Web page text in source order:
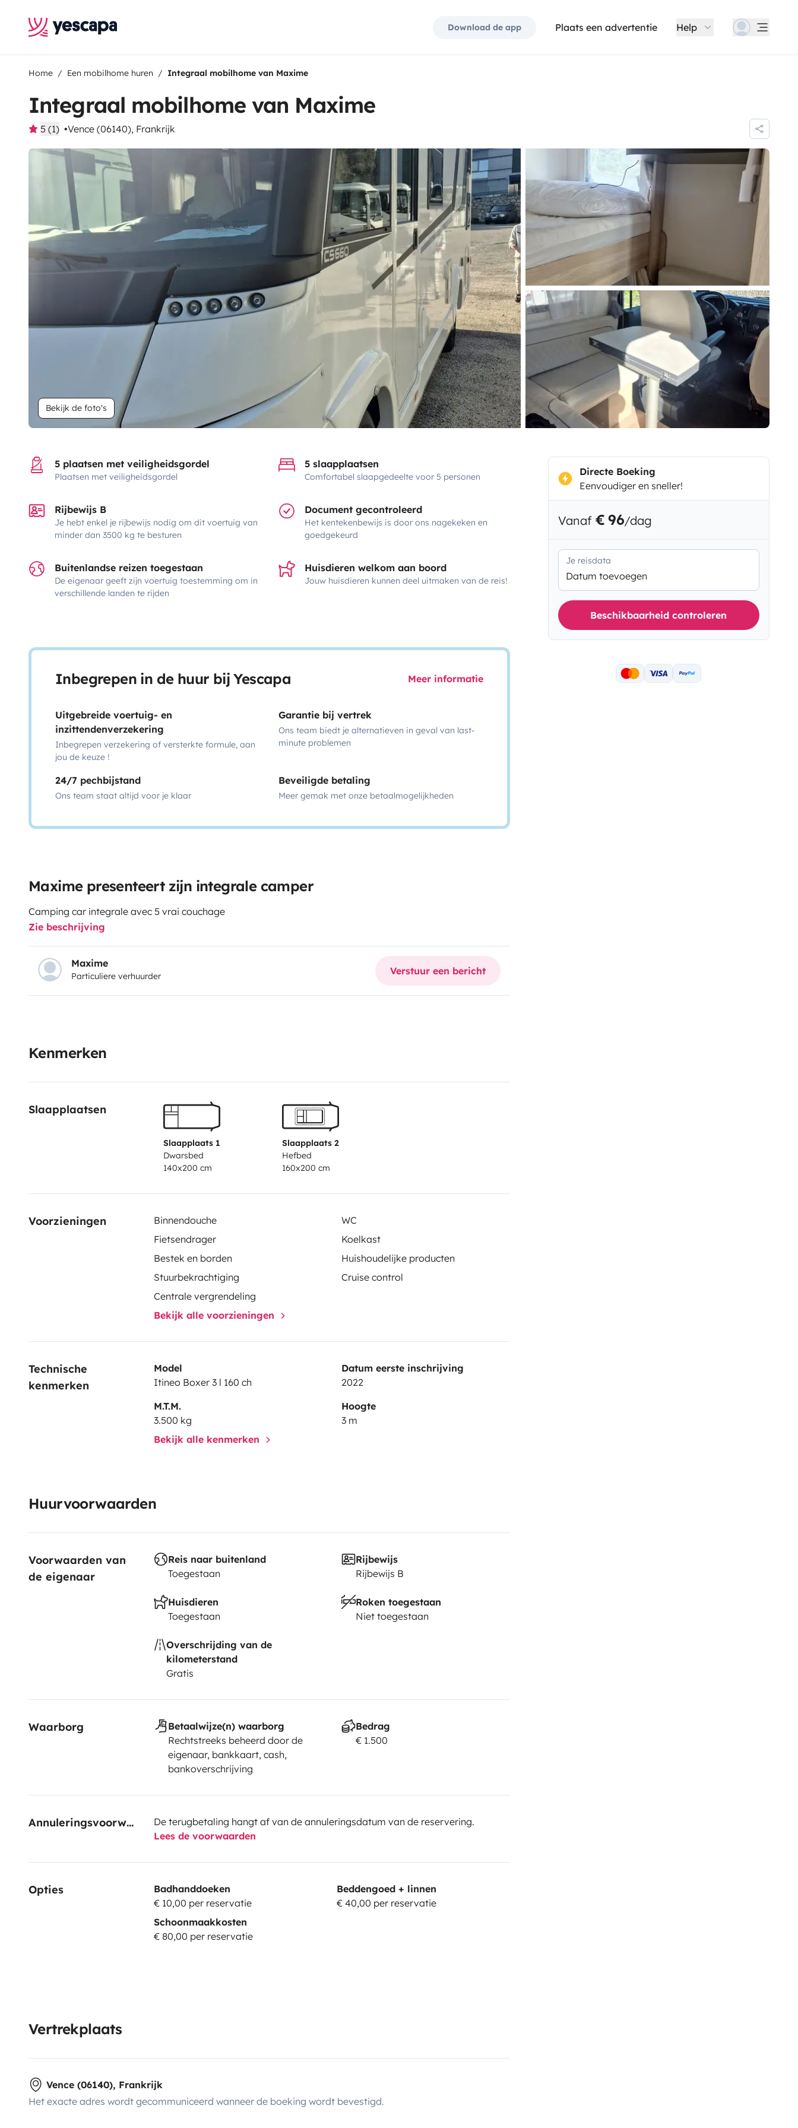
Download de app Plaats een advertentie Help
Home Een mobilhome huren Integraal mobilhome van Maxime
Integraal mobilhome van Maxime
5 (1) Vence (06140), Frankrijk
Bekijk de foto's
5 plaatsen met veiligheidsgordel
Plaatsen met veiligheidsgordel
5 slaapplaatsen
Comfortabel slaapgedeelte voor 5 personen
Rijbewijs B
Je hebt enkel je rijbewijs nodig om dit voertuig van
minder dan 3500 kg te besturen
Document gecontroleerd
Het kentekenbewijs is door ons nagekeken en
goedgekeurd
Buitenlandse reizen toegestaan
De eigenaar geeft zijn voertuig toestemming om in
verschillende landen te rijden
Huisdieren welkom aan boord
Jouw huisdieren kunnen deel uitmaken van de reis!
Inbegrepen in de huur bij Yescapa Meer informatie
Uitgebreide voertuig- en
inzittendenverzekering
Inbegrepen verzekering of versterkte formule, aan
jou de keuze !
Garantie bij vertrek
Ons team biedt je alternatieven in geval van last-
minute problemen
24/7 pechbijstand
Ons team staat altijd voor je klaar
Beveiligde betaling
Meer gemak met onze betaalmogelijkheden
Maxime presenteert zijn integrale camper
Camping car integrale avec 5 vrai couchage
Zie beschrijving
Maxime
Particuliere verhuurder Verstuur een bericht
Kenmerken
Slaapplaatsen
Slaapplaats 1
Dwarsbed
140x200 cm
Slaapplaats 2
Hefbed
160x200 cm
Voorzieningen Binnendouche
WC
Fietsendrager
Koelkast
Bestek en borden
Huishoudelijke producten
Stuurbekrachtiging
Cruise control
Centrale vergrendeling
Bekijk alle voorzieningen
Technische
kenmerken
Model
Itineo Boxer 3 l 160 ch
Datum eerste inschrijving
2022
M.T.M.
3.500 kg
Hoogte
3 m
Bekijk alle kenmerken
Huurvoorwaarden
Voorwaarden van
de eigenaar
Reis naar buitenland
Toegestaan
Rijbewijs
Rijbewijs B
Huisdieren
Toegestaan
Roken toegestaan
Niet toegestaan
Overschrijding van de
kilometerstand
Gratis
Waarborg
Betaalwijze(n) waarborg
Rechtstreeks beheerd door de
eigenaar, bankkaart, cash,
bankoverschrijving
Bedrag
€ 1.500
Annuleringsvoorwaarden
De terugbetaling hangt af van de annuleringsdatum van de reservering.
Lees de voorwaarden
Opties
Badhanddoeken
€ 10,00 per reservatie
Beddengoed + linnen
€ 40,00 per reservatie
Schoonmaakkosten
€ 80,00 per reservatie
Vertrekplaats
Vence (06140), Frankrijk
Het exacte adres wordt gecommuniceerd wanneer de boeking wordt bevestigd.
Directe Boeking
Eenvoudiger en sneller!
Vanaf € 96/dag
Je reisdata
Datum toevoegen
Beschikbaarheid controleren